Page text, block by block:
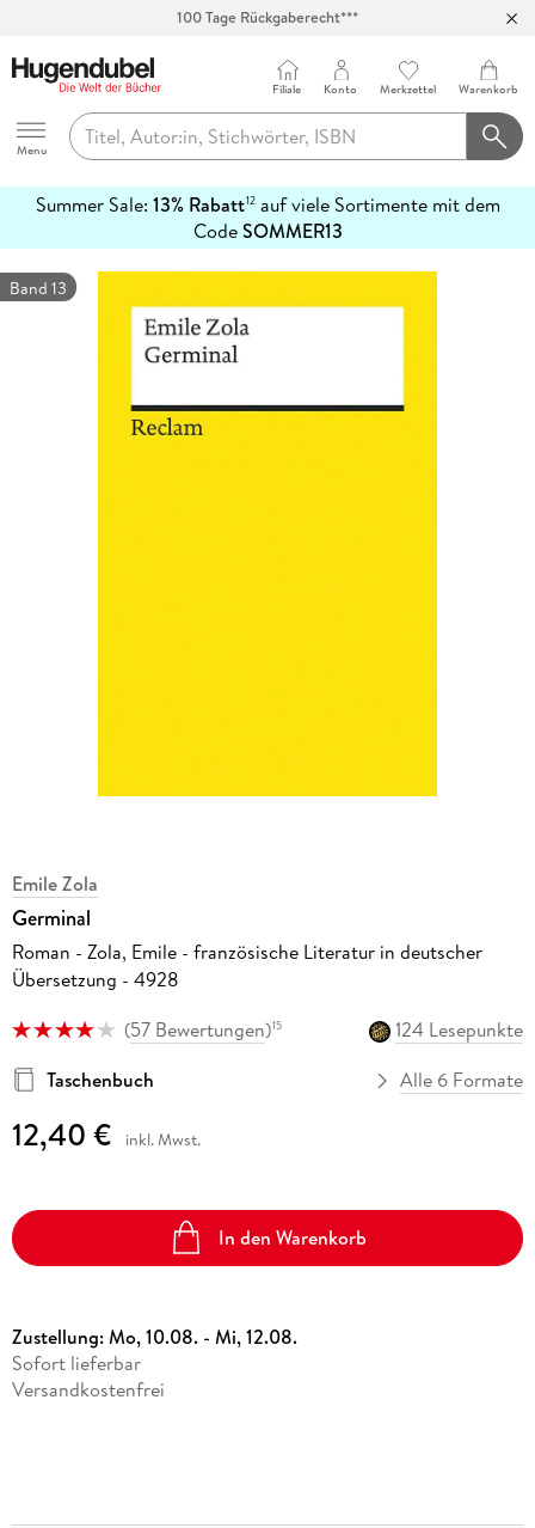
100 Tage Rückgaberecht***
Hugendubel
Menu
Filiale Konto Merkzettel Warenkorb
Summer Sale: 13% Rabatt12auf viele Sortimente mit dem
CodeSOMMER13
erfahren
Band 13
Emile Zola
Germinal
Roman - Zola, Emile - französische Literatur in deutscher
Übersetzung - 4928
(57 Bewertungen)15
124 Lesepunkte
Taschenbuch
Alle 6 Formate
12,40 € inkl. Mwst.
In den Warenkorb
Zustellung:Mo, 10.08. - Mi, 12.08.
Sofort lieferbar
Versandkostenfrei